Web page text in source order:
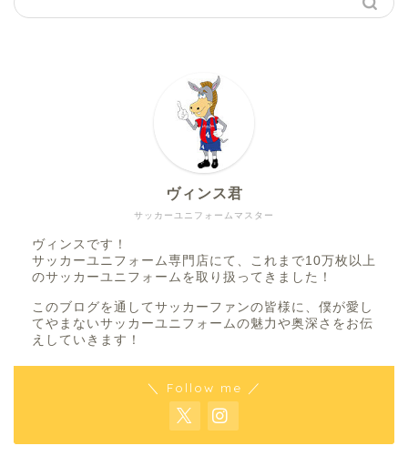
サッカーユニフォームマスター
ヴィンス君
ヴィンスです！
サッカーユニフォーム専門店にて、これまで10万枚以上
のサッカーユニフォームを取り扱ってきました！
このブログを通してサッカーファンの皆様に、僕が愛し
てやまないサッカーユニフォームの魅力や奥深さをお伝
えしていきます！
＼ Follow me ／